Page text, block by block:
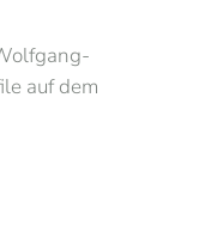
auf dem